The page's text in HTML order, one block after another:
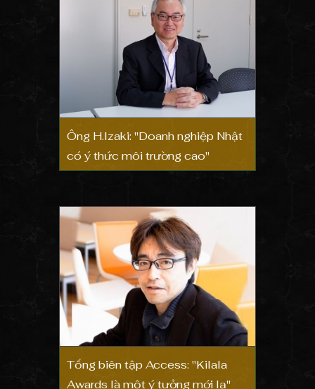
Ông H.Izaki: "Doanh nghiệp Nhật
có ý thức môi trường cao"
Tổng biên tập Access: "Kilala
Awards là một ý tưởng mới lạ"